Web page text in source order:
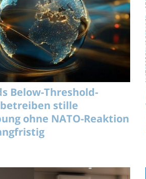
Below-Threshold-
stille
ohne NATO-Reaktion